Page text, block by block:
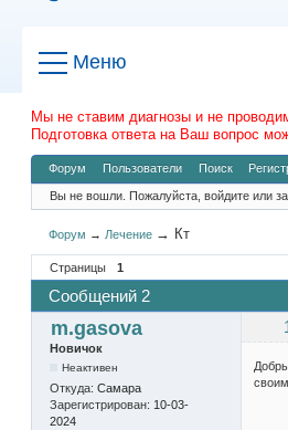
Меню
Мы не ставим диагнозы и не
Подготовка ответа на Ваш вопрос
Форум Пользователи Поиск
Вы не вошли. Пожалуйста, войдите или
Форум → Лечение → Кт
Страницы 1
Сообщений 2
m.gasova
Новичок
Неактивен
Откуда: Самара
Зарегистрирован: 10-03-
2024